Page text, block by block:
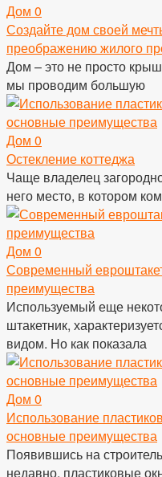
Дом 0
Создайте дом своей
преображению жилого
Дом – это не просто
мы проводим большую
Дом 0
Остекление коттеджа
Чаще владелец
него место, в котором
Дом 0
Современный
преимущества
Используемый еще
штакетник,
видом. Но как показала
Дом 0
Использование
основные преимущества
Появившись на
недавно, пластиковые